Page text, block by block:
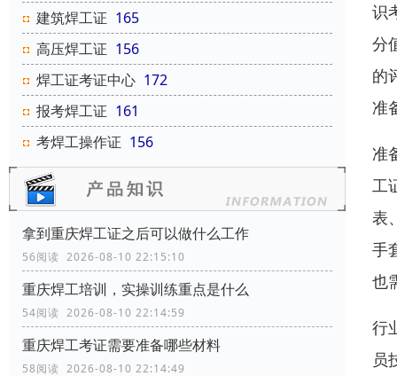
建筑焊工证 165
高压焊工证 156
焊工证考证中心 172
报考焊工证 161
考焊工操作证 156
拿到重庆焊工证之后可以做什么工作
56阅读 2026-08-10 22:15:10
重庆焊工培训，实操训练重点是什么
54阅读 2026-08-10 22:14:59
重庆焊工考证需要准备哪些材料
58阅读 2026-08-10 22:14:49
识
分
的
准
准
工
表
手
也
行
员